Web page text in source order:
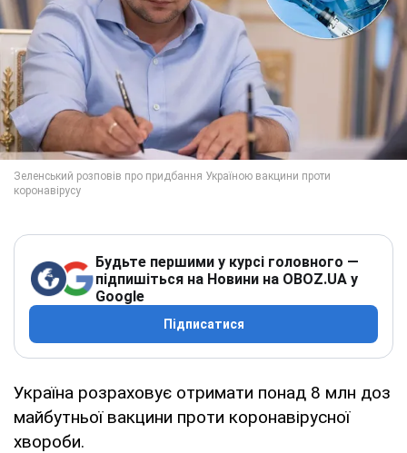
Будьте першими у курсі головного —
підпишіться на Новини на OBOZ.UA у
Google
Підписатися
Україна розраховує отримати понад 8 млн доз
майбутньої вакцини проти коронавірусної
хвороби.